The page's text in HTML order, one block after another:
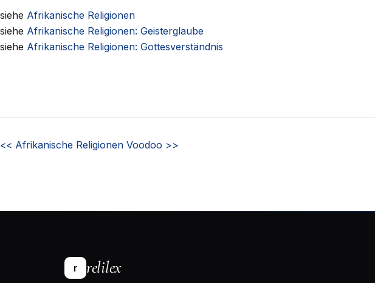
siehe Afrikanische Religionen
siehe Afrikanische Religionen: Geisterglaube
siehe Afrikanische Religionen: Gottesverständnis
<< Afrikanische Religionen Voodoo >>
r relilex